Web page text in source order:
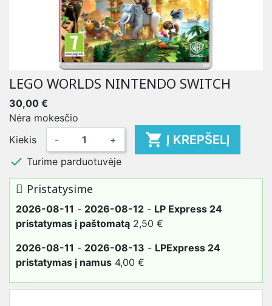
LEGO WORLDS NINTENDO SWITCH
30,00 €
Nėra mokesčio
Kiekis
- +  Į KREPŠELĮ
 Turime parduotuvėje
Pristatysime
2026-08-11 - 2026-08-12 - LP Express 24
pristatymas į paštomatą 2,50 €
2026-08-11 - 2026-08-13 - LPExpress 24
pristatymas į namus 4,00 €